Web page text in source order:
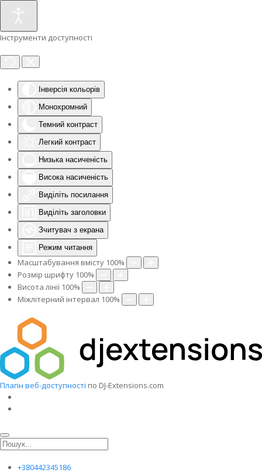
Інструменти доступності
Інверсія кольорів
Монохромний
Темний контраст
Легкий контраст
Низька насиченість
Висока насиченість
Виділіть посилання
Виділіть заголовки
Зчитувач з екрана
Режим читання
Масштабування вмісту 100%
Розмір шрифту 100%
Висота лінії 100%
Міжлітерний інтервал 100%
Плагін веб-доступності по DJ-Extensions.com
+380442345186